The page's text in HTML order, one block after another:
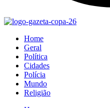
Home
Geral
Política
Cidades
Polícia
Mundo
Religião